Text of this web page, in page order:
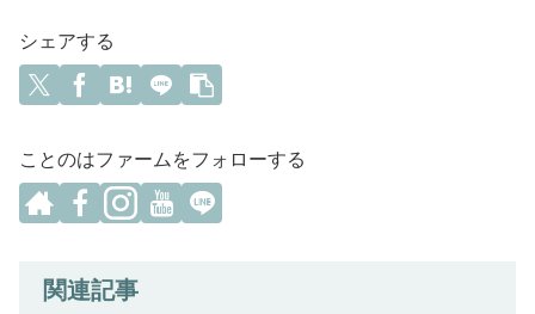
シェアする
ことのはファームをフォローする
関連記事